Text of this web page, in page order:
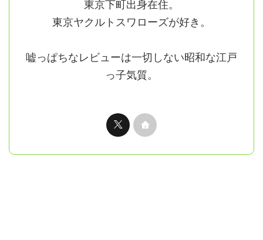
東京下町出身在住。
東京ヤクルトスワローズが好き。
嘘っぱちなレビューは一切しない昭和な江戸
っ子気質。